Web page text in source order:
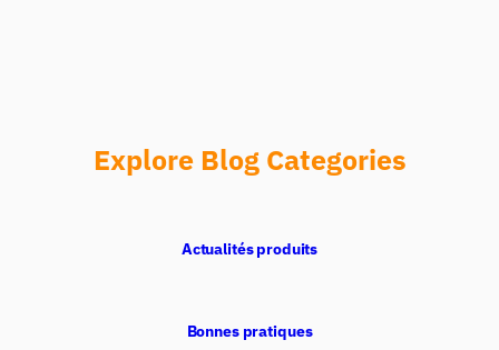
Explore Blog Categories
Actualités produits
Bonnes pratiques
Assistant de Recherche iMotions
les ressources, ou décrivez ce que vous